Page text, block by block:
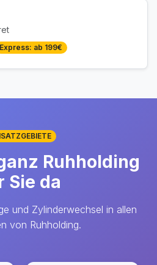
Express: ab 199€
Ruhholding
Sie da
und Zylinderwechsel in allen
von Ruhholding.